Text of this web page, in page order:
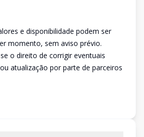
e disponibilidade podem ser
momento, sem aviso prévio.
o direito de corrigir eventuais
atualização por parte de parceiros